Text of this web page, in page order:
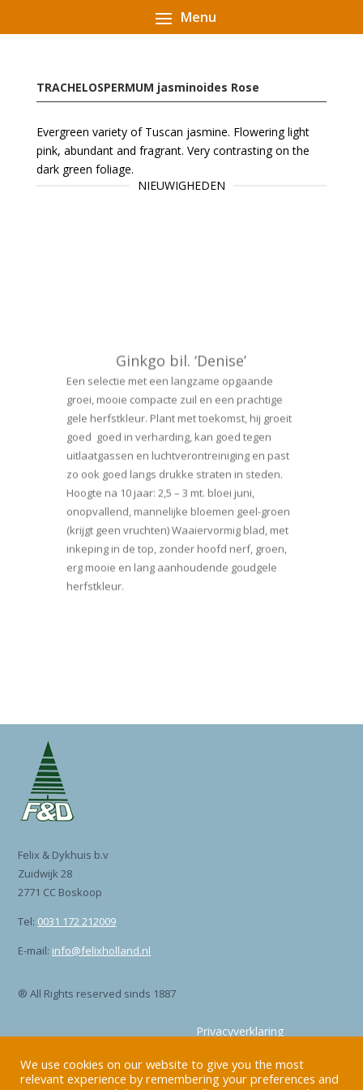
TRACHELOSPERMUM jasminoides Rose
Evergreen variety of Tuscan jasmine. Flowering light
pink, abundant and fragrant. Very contrasting on the
dark green foliage.
NIEUWIGHEDEN
Ginkgo bil. ‘Denise’
Een selectie met een langzame opgaande
groei, mooie compacte zuil en een prachtige
gele herfstkleur. Plant met toekomst, hij groeit
goed goed in verharding, kan goed tegen
uitlaatgassen en luchtverontreiniging en past
zo ook goed langs drukke straten in steden.
Hoogte na 10 jaar: 2,5 – 3 mt. bloei juni,
onopvallend, mannelijke bloemen geel-groen
(krijgt geen vruchten) Waaiervormig blad, met
inkeping in de top, zonder hoofd nerf, groen,
erg mooie en lang aanhoudende goudgele
herfstkleur.
Felix & Dykhuis b.v
Zuidwijk 28
2771 CC Boskoop
Tel: 0031 172 212009
E-mail: info@felixholland.nl
® All Rights reserved sinds 1887
Privacyverklaring
Cookie Policy
We use cookies on our website to give you the most
relevant experience by remembering your preferences and